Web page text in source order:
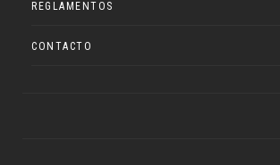
REGLAMENTOS
CONTACTO